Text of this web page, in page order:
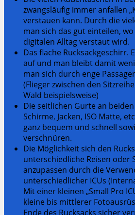
zwangsläufig immer anfallen
verstauen kann. Durch die
man sich das gut einteilen,
digitalen Alltag verstaut wird.
Das flache Rucksackgeschirr.
auf und man bleibt damit
man sich durch enge
(Flieger zwischen den
Wald beispielsweise)
Die seitlichen Gurte an
Schirme, Jacken, ISO Matte,
ganz bequem und schnell
verschnüren.
Die Möglichkeit sich den
unterschiedliche Reisen oder
anzupassen durch die
unterschiedlicher ICUs
Mit einer kleinen „Small Pro
kleine bis mittlerer
Ende des Rucksacks sicher